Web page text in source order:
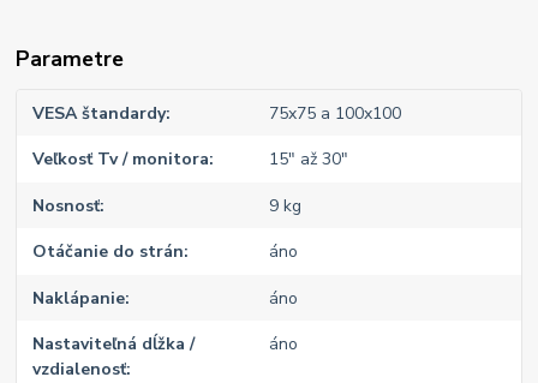
Parametre
VESA štandardy 75x75 a 100x100
Veľkosť Tv / monitora 15" až 30"
Nosnosť 9 kg
Otáčanie do strán áno
Naklápanie áno
Nastaviteľná dĺžka /
vzdialenosť
áno